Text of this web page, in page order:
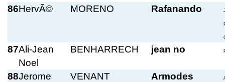
86HervÃ© MORENO Rafanando
87Ali-Jean
Noel
BENHARRECH jean no
88Jerome VENANT Armodes